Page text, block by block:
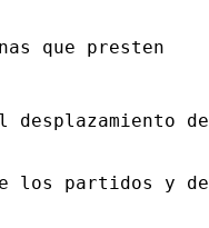
que presten
de
los partidos y de